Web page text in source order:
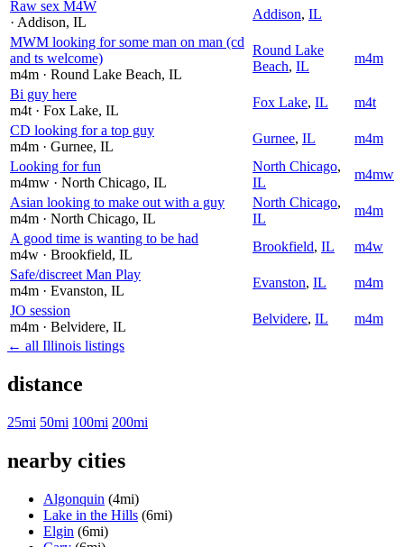
Raw sex M4W
· Addison, IL
Addison, IL
MWM looking for some man on man (cd
and ts welcome)
m4m · Round Lake Beach, IL
Round Lake
Beach, IL
m4m
Bi guy here
m4t · Fox Lake, IL
Fox Lake, IL
m4t
CD looking for a top guy
m4m · Gurnee, IL
Gurnee, IL
m4m
Looking for fun
m4mw · North Chicago, IL
North Chicago,
IL
m4mw
Asian looking to make out with a guy
m4m · North Chicago, IL
North Chicago,
IL
m4m
A good time is wanting to be had
m4w · Brookfield, IL
Brookfield, IL
m4w
Safe/discreet Man Play
m4m · Evanston, IL
Evanston, IL
m4m
JO session
m4m · Belvidere, IL
Belvidere, IL
m4m
← all Illinois listings
distance
25mi 50mi 100mi 200mi
nearby cities
Algonquin (4mi)
Lake in the Hills (6mi)
Elgin (6mi)